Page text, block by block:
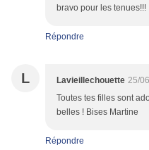
bravo pour les tenues!!!
Répondre
L Lavieillechouette 25/
Toutes tes filles sont
belles ! Bises Martine
Répondre